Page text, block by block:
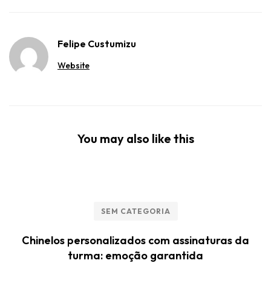
Felipe Custumizu
Website
You may also like this
SEM CATEGORIA
Chinelos personalizados com assinaturas da
turma: emoção garantida